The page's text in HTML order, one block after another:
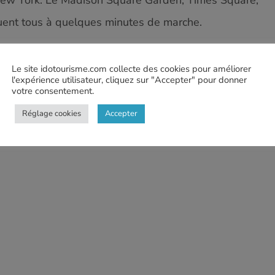
tous à quelques min­utes de marche.
et des touch­es dorées, les cham­bres
et des jeux vidéo.
sont disponibles chaque matin dans le hall de
Le site idotourisme.com collecte des cookies pour améliorer
l'expérience utilisateur, cliquez sur "Accepter" pour donner
votre consentement.
Réglage cookies Accepter